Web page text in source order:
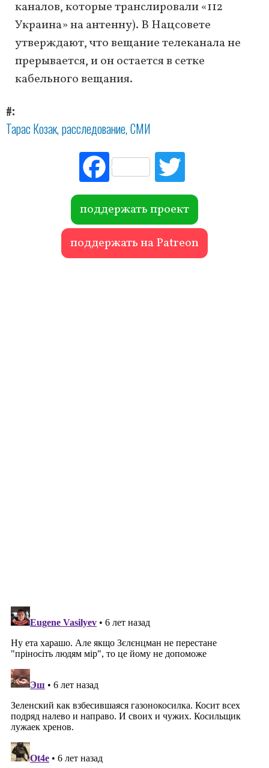
каналов, которые транслировали «112
Украина» на антенну). В Нацсовете
утверждают, что вещание телеканала не
прерывается, и он остается в сетке
кабельного вещания.
#
Тарас Козак расследование СМИ
Fac
ebo
ok r
поддержать проект
поддержать на Patreon